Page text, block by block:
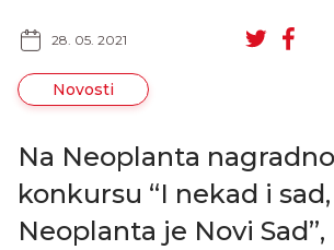
28. 05. 2021
Novosti
Na Neoplanta
konkursu “I nekad i sad,
Neoplanta je Novi Sad”,